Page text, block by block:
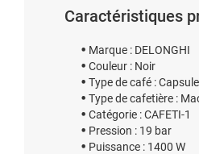
Caractéristiques
Marque : DELONGHI
Couleur : Noir
Type de café :
Type de cafetière :
Catégorie : CAFETI-1
Pression : 19 bar
Puissance : 1400 W